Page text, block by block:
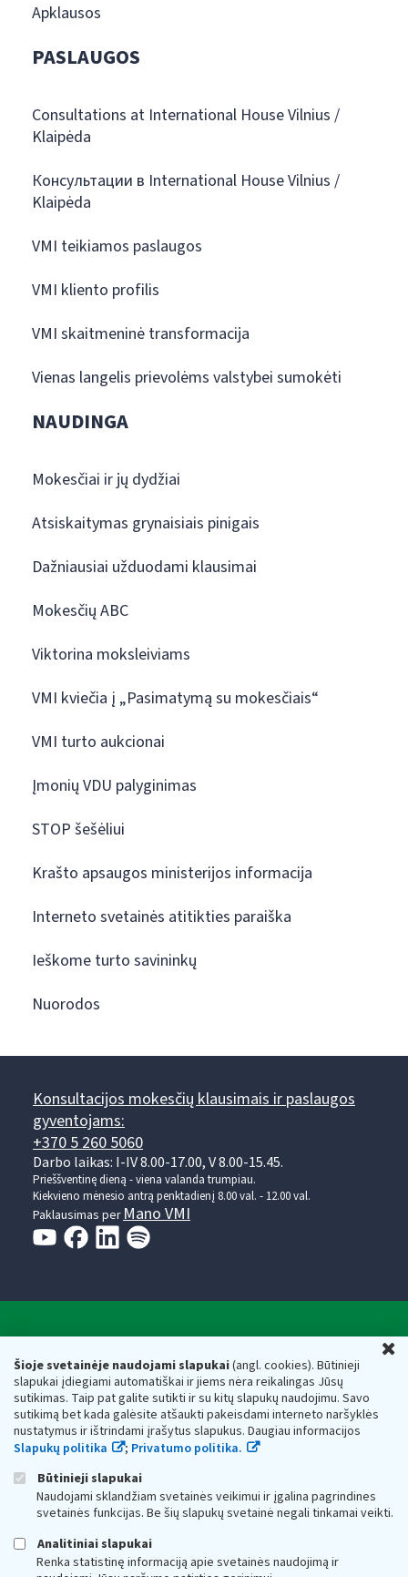
Šioje svetainėje naudojami slapukai(angl. cookies). Būtinieji
slapukai įdiegiami automatiškai ir jiems nėra reikalingas Jūsų
sutikimas. Taip pat galite sutikti ir su kitų slapukų naudojimu. Savo
sutikimą bet kada galėsite atšaukti pakeisdami interneto naršyklės
nustatymus ir ištrindami įrašytus slapukus. Daugiau informacijos
Slapukų politika
; Privatumo politika.
Būtinieji slapukai
Naudojami sklandžiam svetainės veikimui ir įgalina pagrindines
svetainės funkcijas. Be šių slapukų svetainė negali tinkamai veikti.
Analitiniai slapukai
Renka statistinę informaciją apie svetainės naudojimą ir
Apklausos
PASLAUGOS
Consultations at International House Vilnius /
Klaipėda
Консультации в International House Vilnius /
Klaipėda
VMI teikiamos paslaugos
VMI kliento profilis
VMI skaitmeninė transformacija
Vienas langelis prievolėms valstybei sumokėti
NAUDINGA
Mokesčiai ir jų dydžiai
Atsiskaitymas grynaisiais pinigais
Dažniausiai užduodami klausimai
Mokesčių ABC
Viktorina moksleiviams
VMI kviečia į „Pasimatymą su mokesčiais“
VMI turto aukcionai
Įmonių VDU palyginimas
STOP šešėliui
Krašto apsaugos ministerijos informacija
Interneto svetainės atitikties paraiška
Ieškome turto savininkų
Nuorodos
Konsultacijos mokesčių klausimais ir paslaugos
gyventojams:
+370 5 260 5060
Darbo laikas: I-IV 8.00-17.00, V 8.00-15.45.
Prieššventinę dieną - viena valanda trumpiau.
Kiekvieno mėnesio antrą penktadienį 8.00 val. - 12.00 val.
Paklausimas per Mano VMI
Respublikos finansų ministerijos
Biudžetinė įstaiga. Juridinio asmens kodas — 188659752,
adresas: Vasario 16-osios g. 14, 01107 Vilnius, Lietuva, el.paštas:
vmi@vmi.lt, E. pristatymo dėžutės adresas 188659752
Duomenys apie Valstybinę mokesčių inspekciją prie Lietuvos
Respublikos finansų ministerijos kaupiami ir saugomi Juridinių